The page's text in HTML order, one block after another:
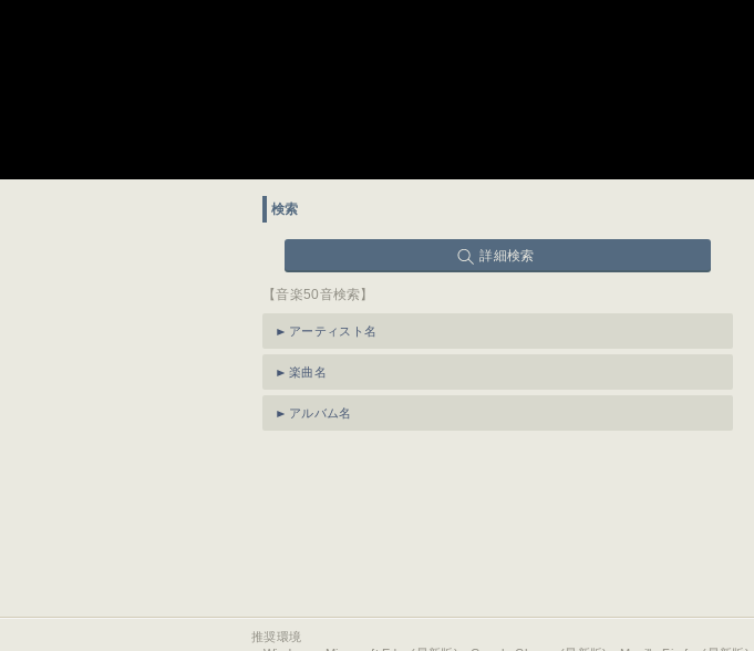
検索
詳細検索
【音楽50音検索】
アーティスト名
楽曲名
アルバム名
推奨環境